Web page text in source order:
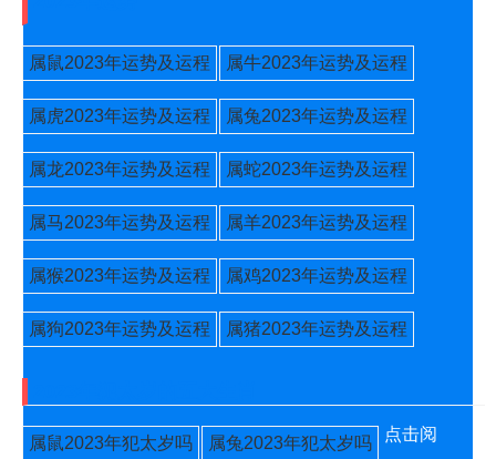
属鼠2023年运势及运程 属牛2023年运势及运程
属虎2023年运势及运程 属兔2023年运势及运程
属龙2023年运势及运程 属蛇2023年运势及运程
属马2023年运势及运程 属羊2023年运势及运程
属猴2023年运势及运程 属鸡2023年运势及运程
属狗2023年运势及运程 属猪2023年运势及运程
属鼠2023年犯太岁吗 属兔2023年犯太岁吗
点击阅